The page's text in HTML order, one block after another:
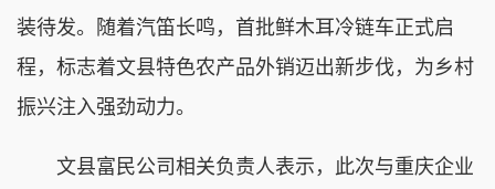
装待发。随着汽笛长鸣，首批鲜木耳冷链车正式启
程，标志着文县特色农产品外销迈出新步伐，为乡村
振兴注入强劲动力。
文县富民公司相关负责人表示，此次与重庆企业